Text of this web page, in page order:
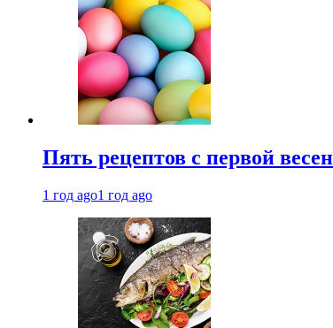
Пять рецептов с первой
1 год ago1 год ago